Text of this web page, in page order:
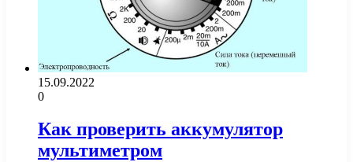
15.09.2022
0
Как проверить аккумулятор
мультиметром